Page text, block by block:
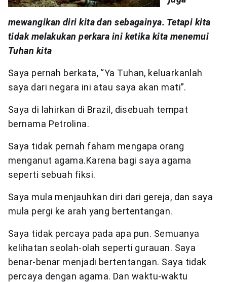
mewangikan diri kita dan sebagainya. Tetapi kita
tidak melakukan perkara ini ketika kita menemui
Tuhan kita
Saya pernah berkata, “Ya Tuhan, keluarkanlah
saya dari negara ini atau saya akan mati”.
Saya di lahirkan di Brazil, disebuah tempat
bernama Petrolina.
Saya tidak pernah faham mengapa orang
menganut agama.Karena bagi saya agama
seperti sebuah fiksi.
Saya mula menjauhkan diri dari gereja, dan saya
mula pergi ke arah yang bertentangan.
Saya tidak percaya pada apa pun. Semuanya
kelihatan seolah-olah seperti gurauan. Saya
benar-benar menjadi bertentangan. Saya tidak
percaya dengan agama. Dan waktu-waktu